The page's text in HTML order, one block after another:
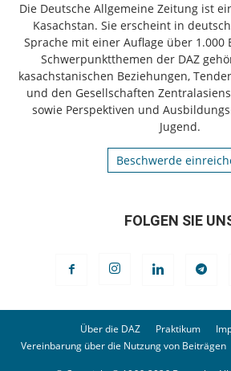
Die Deutsche Allgemeine Zeitung ist
Kasachstan. Sie erscheint in
Sprache mit einer Auflage über 1.000
Schwerpunktthemen der DAZ
kasachstanischen Beziehungen,
und den Gesellschaften
sowie Perspektiven und
Jugend.
Beschwerde
FOLGEN SIE
Über die DAZ Praktikum
Vereinbarung über die Nutzung von Beiträgen